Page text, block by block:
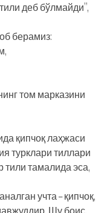
деб бўлмайди”,
берамиз:
том марказини
қипчоқ лаҳжаси
турклари тиллари
тили тамалида эса,
учта – қипчоқ,
Шу боис,